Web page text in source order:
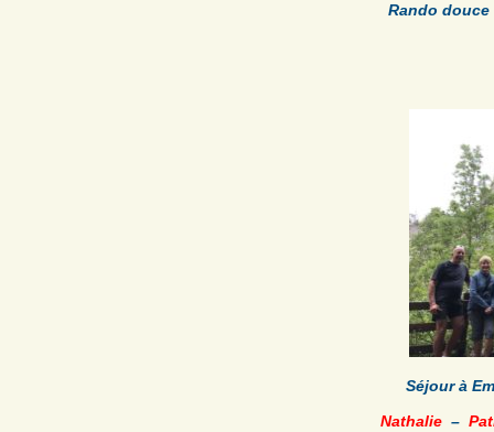
Rando douce
Séjour à
Nathalie –